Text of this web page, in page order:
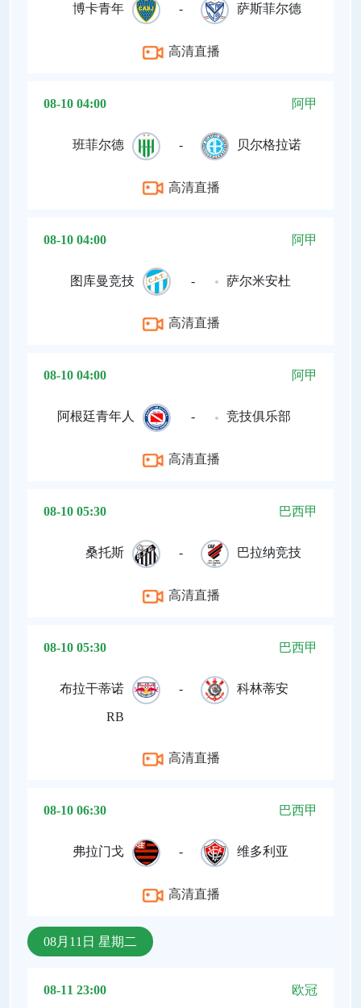
博卡青年 - 萨斯菲尔德
高清直播
08-10 04:00 阿甲
班菲尔德 - 贝尔格拉诺
高清直播
08-10 04:00 阿甲
图库曼竞技 - 萨尔米安杜
高清直播
08-10 04:00 阿甲
阿根廷青年人 - 竞技俱乐部
高清直播
08-10 05:30 巴西甲
桑托斯 - 巴拉纳竞技
高清直播
08-10 05:30 巴西甲
布拉干蒂诺
RB
- 科林蒂安
高清直播
08-10 06:30 巴西甲
弗拉门戈 - 维多利亚
高清直播
08月11日 星期二
08-11 23:00 欧冠